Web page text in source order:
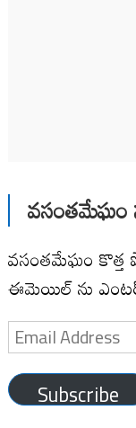
వసంతమేఘం
వసంతమేఘం కొత్త
ఈమెయిల్ ను
Email
Address
Subscribe